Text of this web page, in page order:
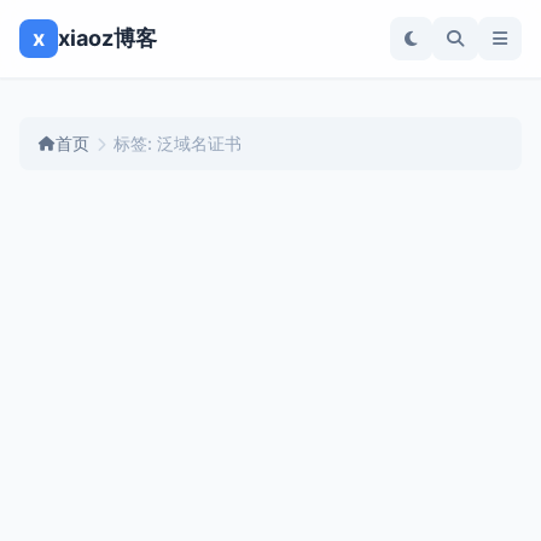
x xiaoz博客
首页 标签: 泛域名证书